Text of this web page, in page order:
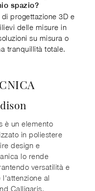
spazio?
progettazione 3D e
delle misure in
su misura o
tranquillità totale.
è un elemento
in poliestere
design e
lo rende
versatilità e
al
Calligaris.